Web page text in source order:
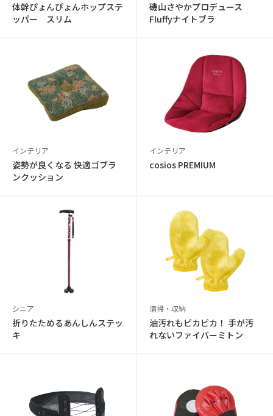
体幹ぴょんぴょんホップステ
ッパー スリム
磯山さやかプロデュース
Fluffyナイトブラ
インテリア
姿勢が良くなる 快適ゴブラ
ンクッション
インテリア
cosios PREMIUM
シニア
折りたためるあんしんステッ
キ
清掃・収納
油汚れもピカピカ！ 手が汚
れないファイバーミトン